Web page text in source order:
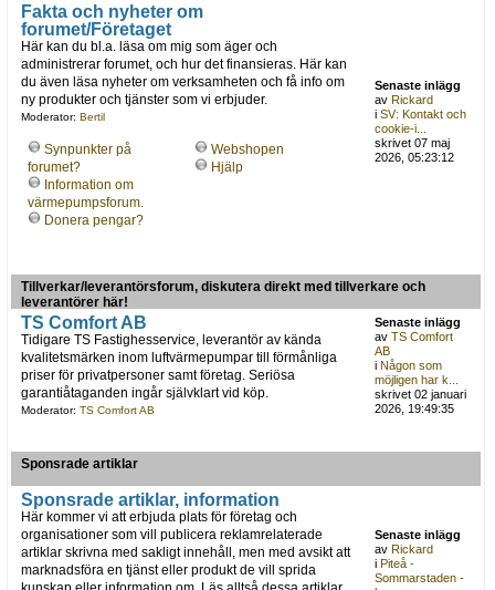
Fakta och nyheter om
forumet/Företaget
Här kan du bl.a. läsa om mig som äger och
administrerar forumet, och hur det finansieras. Här kan
du även läsa nyheter om verksamheten och få info om
ny produkter och tjänster som vi erbjuder.
Moderator: Bertil
Synpunkter på
forumet?
Information om
värmepumpsforum.
Donera pengar?
Webshopen
Hjälp
Senaste inlägg
avRickard
iSV: Kontakt och
cookie-i...
skrivet 07 maj
2026, 05:23:12
Tillverkar/leverantörsforum, diskutera direkt med tillverkare och
leverantörer här!
TS Comfort AB
Tidigare TS Fastighesservice, leverantör av kända
kvalitetsmärken inom luftvärmepumpar till förmånliga
priser för privatpersoner samt företag. Seriösa
garantiåtaganden ingår självklart vid köp.
Moderator: TS Comfort AB
Senaste inlägg
avTS Comfort
AB
iNågon som
möjligen har k...
skrivet 02 januari
2026, 19:49:35
Sponsrade artiklar
Sponsrade artiklar, information
Här kommer vi att erbjuda plats för företag och
organisationer som vill publicera reklamrelaterade
artiklar skrivna med sakligt innehåll, men med avsikt att
marknadsföra en tjänst eller produkt de vill sprida
Senaste inlägg
avRickard
iPiteå -
Sommarstaden -